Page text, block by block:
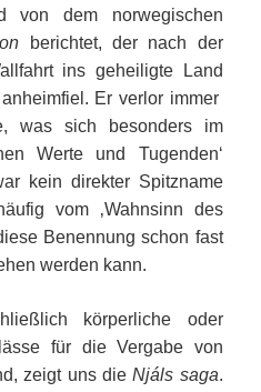
von dem norwegischen
berichtet, der nach der
ins geheiligte Land
Er verlor immer
was sich besonders im
Werte und Tugenden‘
kein direkter Spitzname
vom ‚Wahnsinn des
Benennung schon fast
werden kann.
körperliche oder
für die Vergabe von
zeigt uns dieNjáls saga.